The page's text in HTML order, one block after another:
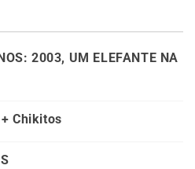
2003, UM ELEFANTE NA
Chikitos